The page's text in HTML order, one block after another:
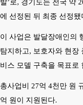
발’로, 경기도는 전국 약
에 선정된 뒤 최종 선정됐
이 사업은 발달장애인의
탐지하고, 보호자와 현장
비스 모델 구축을 목표로
총사업비 27억 4천만 원
억 원이 지원된다.